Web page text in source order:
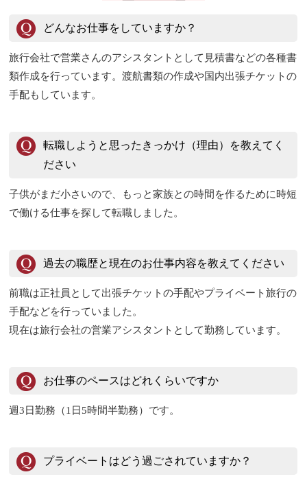
どんなお仕事をしていますか？
旅行会社で営業さんのアシスタントとして見積書などの各種書
類作成を行っています。渡航書類の作成や国内出張チケットの
手配もしています。
転職しようと思ったきっかけ（理由）を教えてく
ださい
子供がまだ小さいので、もっと家族との時間を作るために時短
で働ける仕事を探して転職しました。
過去の職歴と現在のお仕事内容を教えてください
前職は正社員として出張チケットの手配やプライベート旅行の
手配などを行っていました。
現在は旅行会社の営業アシスタントとして勤務しています。
お仕事のペースはどれくらいですか
週3日勤務（1日5時間半勤務）です。
プライベートはどう過ごされていますか？